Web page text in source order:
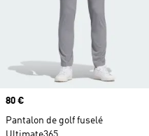
Prix
80 €
Pantalon de golf fuselé